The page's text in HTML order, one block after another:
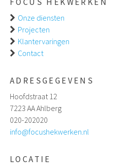
Onze diensten
Projecten
Klantervaringen
Contact
ADRESGEGEVENS
Hoofdstraat 12
7223 AA Ahlberg
020-202020
info@focushekwerken.nl
LOCATIE